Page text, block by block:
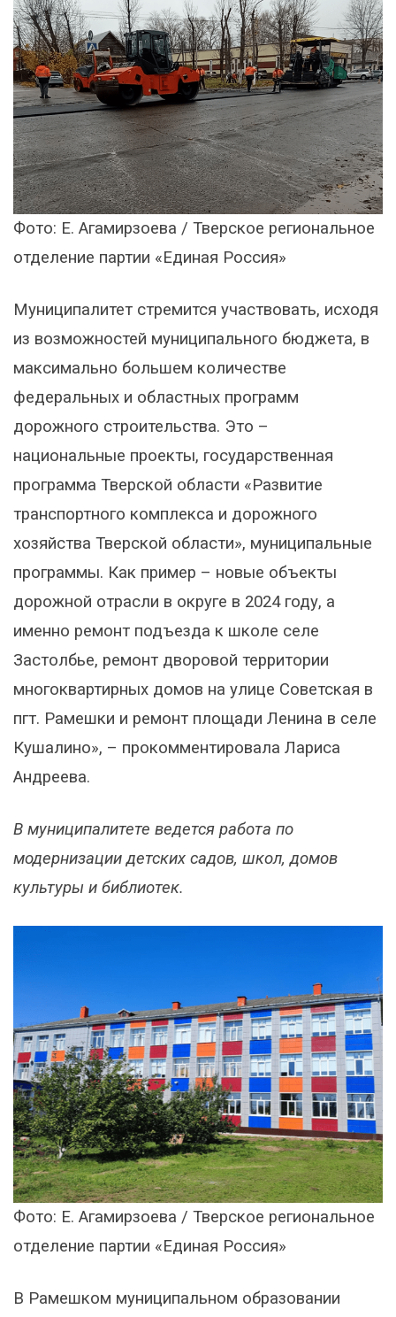
Фото: Е. Агамирзоева / Тверское региональное
отделение партии «Единая Россия»
Муниципалитет стремится участвовать, исходя
из возможностей муниципального бюджета, в
максимально большем количестве
федеральных и областных программ
дорожного строительства. Это –
национальные проекты, государственная
программа Тверской области «Развитие
транспортного комплекса и дорожного
хозяйства Тверской области», муниципальные
программы. Как пример – новые объекты
дорожной отрасли в округе в 2024 году, а
именно ремонт подъезда к школе селе
Застолбье, ремонт дворовой территории
многоквартирных домов на улице Советская в
пгт. Рамешки и ремонт площади Ленина в селе
Кушалино», – прокомментировала Лариса
Андреева.
В муниципалитете ведется работа по
модернизации детских садов, школ, домов
культуры и библиотек.
Фото: Е. Агамирзоева / Тверское региональное
отделение партии «Единая Россия»
В Рамешком муниципальном образовании